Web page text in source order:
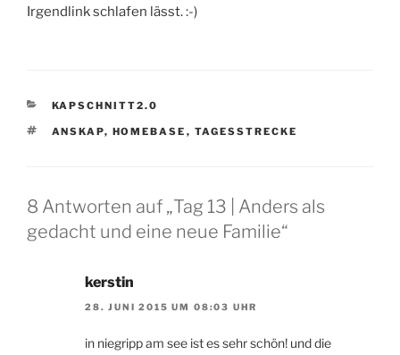
Irgendlink schlafen lässt. :-)
KATEGORIEN
KAPSCHNITT2.0
SCHLAGWÖRTER
ANSKAP, HOMEBASE , TAGESSTRECKE
8 Antworten auf „Tag 13 | Anders als
gedacht und eine neue Familie“
kerstin
28. JUNI 2015 UM 08:03 UHR
in niegripp am see ist es sehr schön! und die